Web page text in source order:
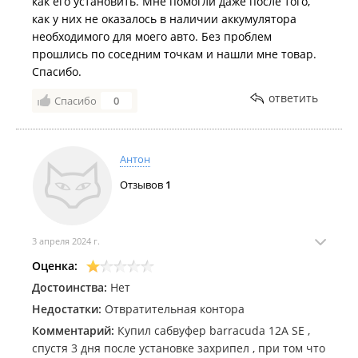
идеального мира, где аккумуляторы стоят на полке в
тепле.
3. После такого начинаешь сомневаться, а
качественный ли это товар, или под именем
Furukawa продают что-то не то.
Будьте внимательны. Я свой урок за 48 тысяч
получил.
как у них не оказалось в наличии аккумулятора
необходимого для моего авто. Без проблем
прошлись по соседним точкам и нашли мне товар.
Спасибо.
Спасибо 0 ответить
Антон
Отзывов 1
3 апреля 2024 г.
Оценка:
Достоинства: Нет
Недостатки: Отвратительная контора
Комментарий: Купил сабвуфер barracuda 12A SE ,
спустя 3 дня после установке захрипел , при том что